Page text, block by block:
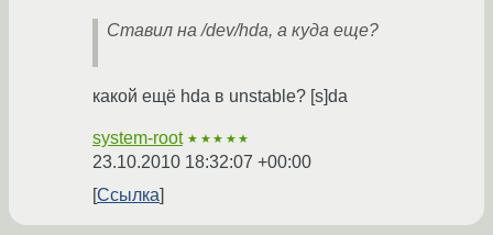
Ставил на /dev/hda, а куда еще?
какой ещё hda в unstable? [s]da
system-root ★★★★★
23.10.2010 18:32:07 +00:00
Ссылка